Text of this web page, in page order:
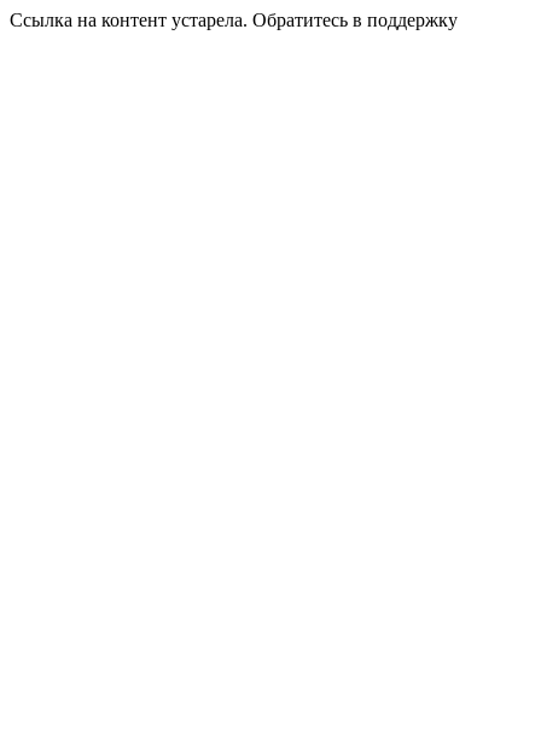
Ссылка на контент устарела. Обратитесь в поддержку